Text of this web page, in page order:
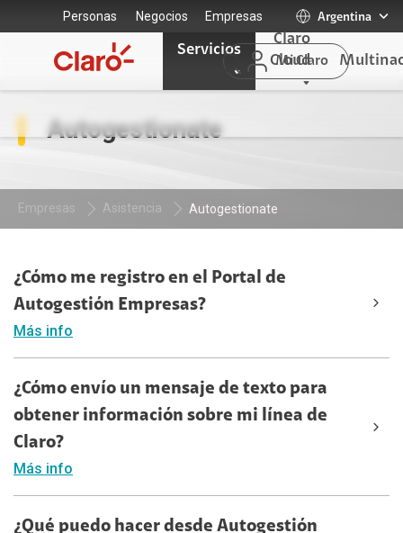
Personas Negocios Empresas Argentina
Servicios
Claro
Cloud
Mi Claro
Autogestionate
Empresas Asistencia Autogestionate
¿Cómo me registro en el Portal de
Autogestión Empresas?
Más info
¿Cómo envío un mensaje de texto para
obtener información sobre mi línea de
Claro?
Más info
¿Qué puedo hacer desde Autogestión